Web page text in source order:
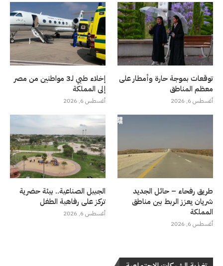
توقعات بموجة حارة وأمطار على
معظم المناطق
أغسطس 6, 2026
إخلاء طبي لـ3 مواطنين من مصر
إلى المملكة
أغسطس 6, 2026
طريق رفحاء – حائل الجديد
شريان يعزز الربط بين مناطق
المملكة
أغسطس 6, 2026
الجبيل الصناعية.. بيئة حضرية
تركز على رفاهية الطفل
أغسطس 6, 2026